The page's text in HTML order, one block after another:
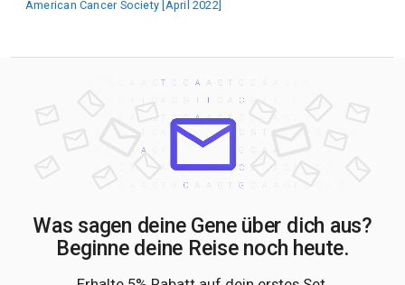
American Cancer Society [April 2022]
Was sagen deine Gene über dich aus?
Beginne deine Reise noch heute.